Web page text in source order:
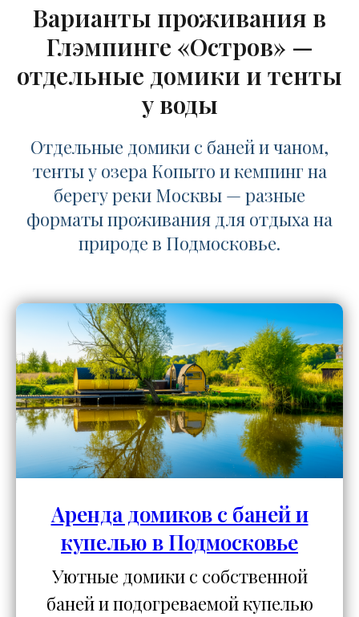
Варианты проживания в
Глэмпинге «Остров» —
отдельные домики и тенты
у воды
Отдельные домики с баней и чаном,
тенты у озера Копыто и кемпинг на
берегу реки Москвы — разные
форматы проживания для отдыха на
природе в Подмосковье.
Аренда домиков с баней и
купелью в Подмосковье
Уютные домики с собственной
баней и подогреваемой купелью